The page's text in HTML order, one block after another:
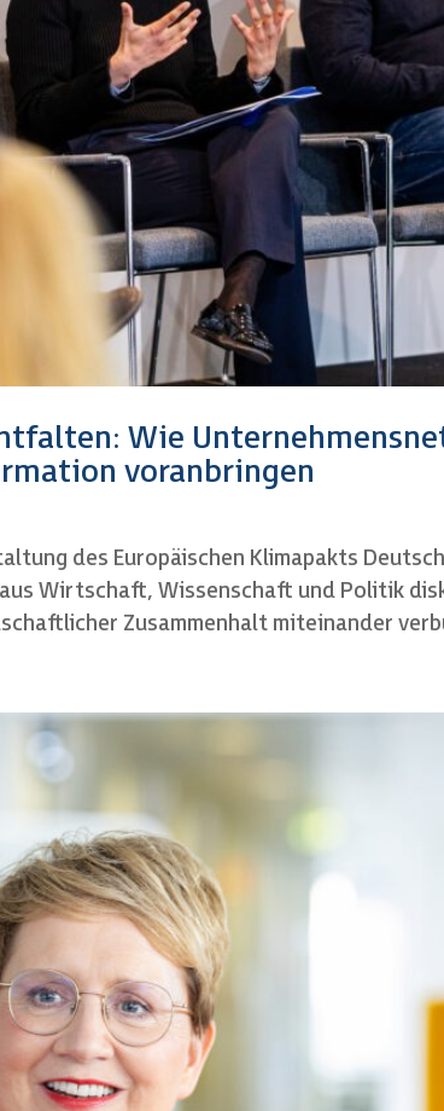
Wie
voranbringen
des Europäischen Klimapakts
Wirtschaft, Wissenschaft und Politik
Zusammenhalt miteinander